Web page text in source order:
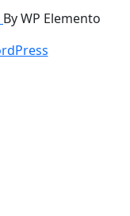
By WP Elemento